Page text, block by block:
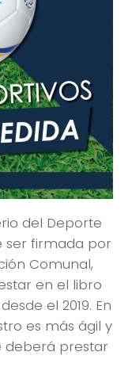
del Deporte
ser firmada por
Comunal,
en el libro
el 2019. En
es más ágil y
deberá prestar